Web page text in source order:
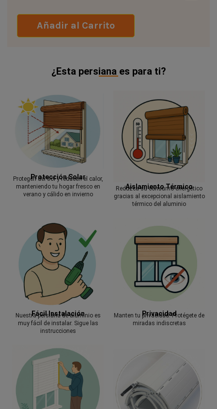
Añadir al Carrito
¿Esta persiana es para ti?
Protección Solar
Protegen del sol y reducen el calor,
manteniendo tu hogar fresco en
verano y cálido en invierno
Aislamiento Térmico
Reduzca su consumo energético
gracias al excepcional aislamiento
térmico del aluminio
Fácil Instalación
Nuestra persiana de aluminio es
muy fácil de instalar. Sigue las
instrucciones
Privacidad
Manten tu privacidad. Protégete de
miradas indiscretas